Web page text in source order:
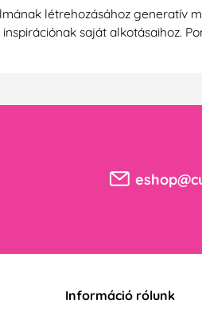
létrehozásához generatív
saját alkotásaihoz.
Információ rólunk